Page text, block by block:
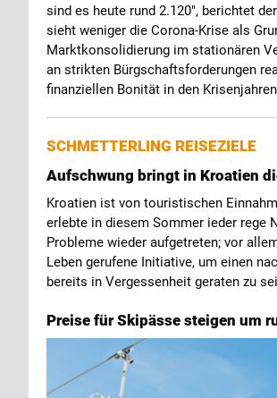
sind es heute rund 2.120", berichtet
sieht weniger die Corona-Krise als
Marktkonsolidierung im stationären
an strikten Bürgschaftsforderungen
finanziellen Bonität in den
SCHMETTERLING REISEZIELE
Aufschwung bringt in Kroatien
Kroatien ist von touristischen
erlebte in diesem Sommer ieder rege
Probleme wieder aufgetreten; vor
Leben gerufene Initiative, um einen
bereits in Vergessenheit geraten zu
Preise für Skipässe steigen um